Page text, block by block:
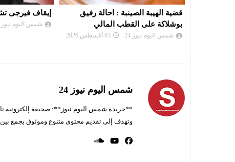
إيقاف فيرجى تشامبرز في إسبانيا
شمس اليوم نيوز 24 13 يوليو 2026
المهدبة
وأموال بمنزل
شمس اليوم نيوز 24
**جريدة شمس اليوم نيوز**: صحيفة إلكترونية
وتهدف إلى تقديم محتوى متنوع وموثوق يجمع